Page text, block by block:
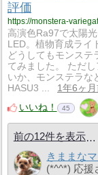
評価
https://monstera-
高演色Ra97で太陽
LED。植物育成ライ
どうしてもモンステ
てみました。 ただ
いか、モンステラな
HASU3 ...
1年6ヶ
いいね！
45
前の12件を表示
きままな
(*^^*) 応援